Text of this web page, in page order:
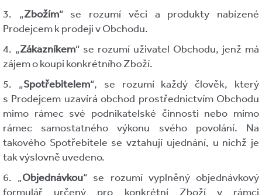
3. „Zbožím“ se rozumí věci a produkty nabízené
Prodejcem k prodeji v Obchodu.
4. „Zákazníkem“ se rozumí uživatel Obchodu, jenž má
zájem o koupi konkrétního Zboží.
5. „Spotřebitelem“, se rozumí každý člověk, který
s Prodejcem uzavírá obchod prostřednictvím Obchodu
mimo rámec své podnikatelské činnosti nebo mimo
rámec samostatného výkonu svého povolání. Na
takového Spotřebitele se vztahují ujednání, u nichž je
tak výslovně uvedeno.
6. „Objednávkou“ se rozumí vyplněný objednávkový
formulář určený pro konkrétní Zboží v rámci